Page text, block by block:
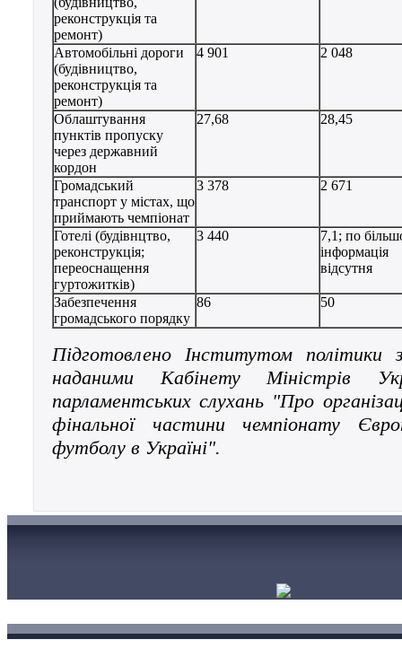
реконструкція та
ремонт)
Автомобільні дороги
(будівництво,
реконструкція та
ремонт)
4 901 2 048
Облаштування
пунктів пропуску
через державний
кордон
27,68 28,45
Громадський
транспорт у містах, що
приймають чемпіонат
3 378 2 671
Готелі (будівнцтво,
реконструкція;
переоснащення
гуртожитків)
3 440
7,1; по
інформація
відсутня
Забезпечення
громадського порядку
86 50
Підготовлено Інститутом політики
наданими Кабінету Міністрів
парламентських слухань "Про
фінальної частини чемпіонату
футболу в Україні".